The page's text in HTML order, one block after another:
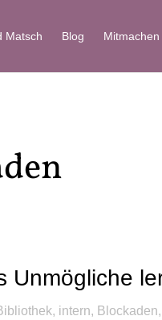
Matsch Blog
Unmögliche
, intern, Blockaden,